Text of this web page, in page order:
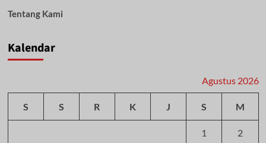
Tentang Kami
Kalendar
Agustus 2026
S S R K J S M
1 2